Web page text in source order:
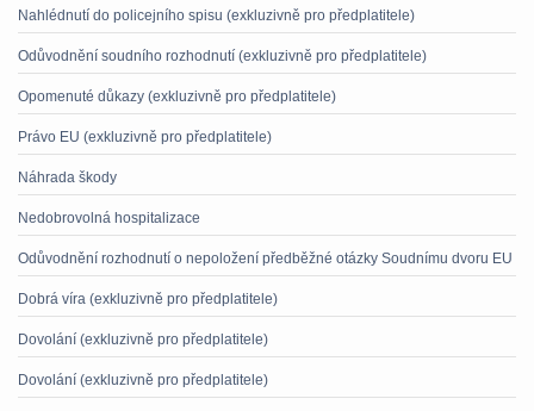
Nahlédnutí do policejního spisu (exkluzivně pro předplatitele)
Odůvodnění soudního rozhodnutí (exkluzivně pro předplatitele)
Opomenuté důkazy (exkluzivně pro předplatitele)
Právo EU (exkluzivně pro předplatitele)
Náhrada škody
Nedobrovolná hospitalizace
Odůvodnění rozhodnutí o nepoložení předběžné otázky Soudnímu dvoru EU
Dobrá víra (exkluzivně pro předplatitele)
Dovolání (exkluzivně pro předplatitele)
Dovolání (exkluzivně pro předplatitele)